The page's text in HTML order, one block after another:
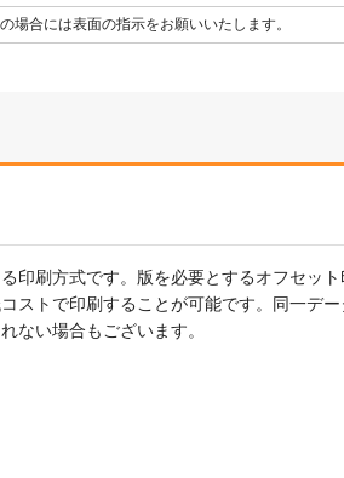
合には表面の指示をお願いいたします。
印刷方式です。版を必要とするオフセット
ストで印刷することが可能です。同一デー
ない場合もございます。